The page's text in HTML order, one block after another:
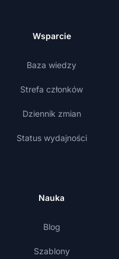
Wsparcie
Baza wiedzy
Strefa członków
Dziennik zmian
Status wydajności
Nauka
Blog
Szablony